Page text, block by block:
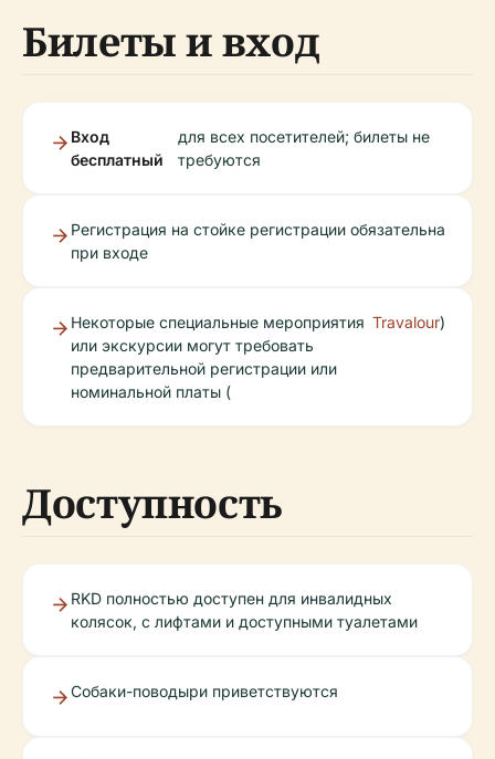
Билеты и вход
Вход
бесплатный
для всех посетителей; билеты не
требуются
Регистрация на стойке регистрации обязательна
при входе
Некоторые специальные мероприятия
или экскурсии могут требовать
предварительной регистрации или
номинальной платы (
Travalour)
Доступность
RKD полностью доступен для инвалидных
колясок, с лифтами и доступными туалетами
Собаки-поводыри приветствуются